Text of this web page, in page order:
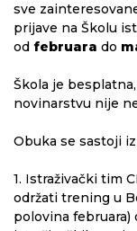
sve
prijave na Školu
od februara do
Škola je
novinarstvu nije
Obuka se sastoji
1. Istraživački tim
održati trening u
polovina